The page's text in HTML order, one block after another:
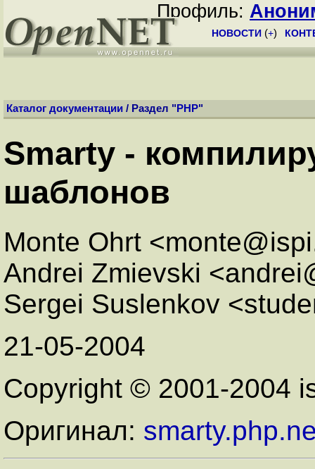
Профиль:
НОВОСТИ (+)
Каталог документации / Раздел " PHP"
Smarty -
шаблонов
Monte Ohrt
Andrei Zmievski
Sergei Suslenkov
21-05-2004
Copyright © 2001-2004
Оригинал: